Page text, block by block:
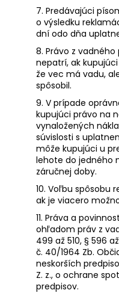
7. Predávajúci
o výsledku
dní odo dňa
8. Právo z
nepatrí, ak
že vec má vadu,
spôsobil.
9. V prípade
kupujúci právo na
vynaložených
súvislosti s
môže kupujúci u
lehote do jedného
záručnej doby.
10. Voľbu spôsobu
ak je viacero
11. Práva a
ohľadom práv z
499 až 510, § 596
č. 40/1964 Zb.
neskorších
Z. z., o ochrane
predpisov.